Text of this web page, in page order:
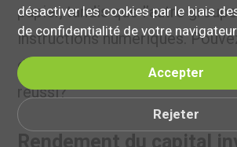
papier, tandis que l’autre
instructions numériques.
deviner quel groupe a échoué et
réussi?
Rendement du capital
désactiver les cookies par le biais
de confidentialité de votre
Accepter
Rejeter